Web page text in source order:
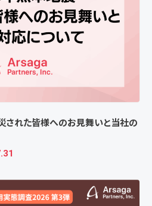
された皆様へのお見舞いと当社の